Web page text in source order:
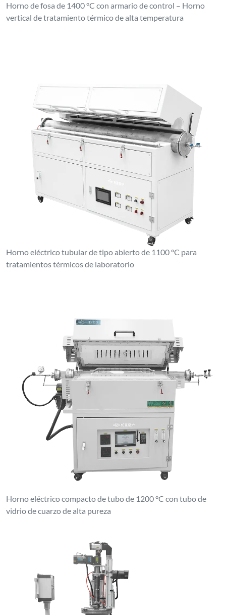
Horno de fosa de 1400 °C con armario de control – Horno
vertical de tratamiento térmico de alta temperatura
Horno eléctrico tubular de tipo abierto de 1100 °C para
tratamientos térmicos de laboratorio
Horno eléctrico compacto de tubo de 1200 °C con tubo de
vidrio de cuarzo de alta pureza